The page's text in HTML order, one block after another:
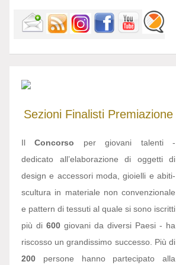
Sezioni Finalisti Premiazione
IlConcorso per giovani talenti -
dedicato all’elaborazione di oggetti di
design e accessori moda, gioielli e abiti-
scultura in materiale non convenzionale
e pattern di tessuti al quale si sono iscritti
più di 600 giovani da diversi Paesi - ha
riscosso un grandissimo successo. Più di
200 persone hanno partecipato alla